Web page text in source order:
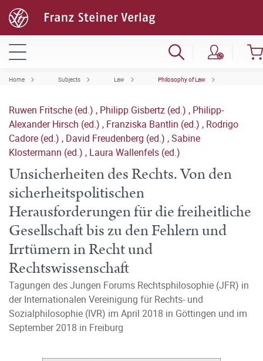
Home Subjects Law Philosophy of Law
Ruwen Fritsche (ed.) , Philipp Gisbertz (ed.) , Philipp-
Alexander Hirsch (ed.) , Franziska Bantlin (ed.) , Rodrigo
Cadore (ed.) , David Freudenberg (ed.) ,Sabine
Klostermann (ed.) , Laura Wallenfels (ed.)
Unsicherheiten des Rechts. Von den
sicherheitspolitischen
Herausforderungen für die freiheitliche
Gesellschaft bis zu den Fehlern und
Irrtümern in Recht und
Rechtswissenschaft
Tagungen des Jungen Forums Rechtsphilosophie (JFR) in
der Internationalen Vereinigung für Rechts- und
Sozialphilosophie (IVR) im April 2018 in Göttingen und im
September 2018 in Freiburg